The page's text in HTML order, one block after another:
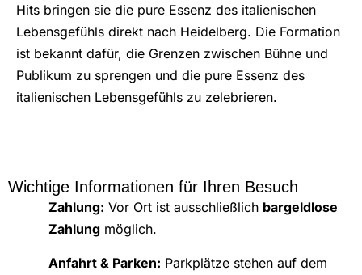
Hits bringen sie die pure Essenz des italienischen
Lebensgefühls direkt nach Heidelberg. Die Formation
ist bekannt dafür, die Grenzen zwischen Bühne und
Publikum zu sprengen und die pure Essenz des
italienischen Lebensgefühls zu zelebrieren.
Wichtige Informationen für Ihren Besuch
Zahlung: Vor Ort ist ausschließlich bargeldlose
Zahlung möglich.
Anfahrt & Parken: Parkplätze stehen auf dem